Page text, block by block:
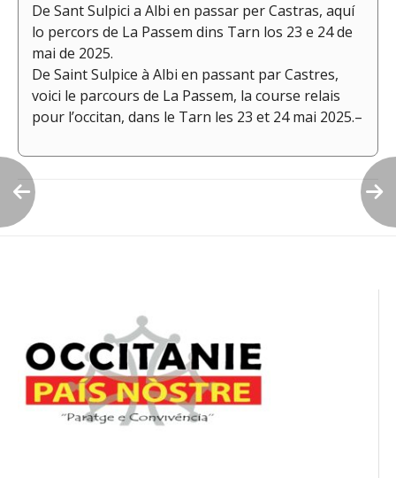
De Sant Sulpici a Albi en passar per Castras, aquí
lo percors de La Passem dins Tarn los 23 e 24 de
mai de 2025.
De Saint Sulpice à Albi en passant par Castres,
voici le parcours de La Passem, la course relais
pour l’occitan, dans le Tarn les 23 et 24 mai 2025.–
Navigation
de